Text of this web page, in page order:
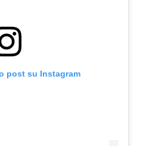
post su Instagram